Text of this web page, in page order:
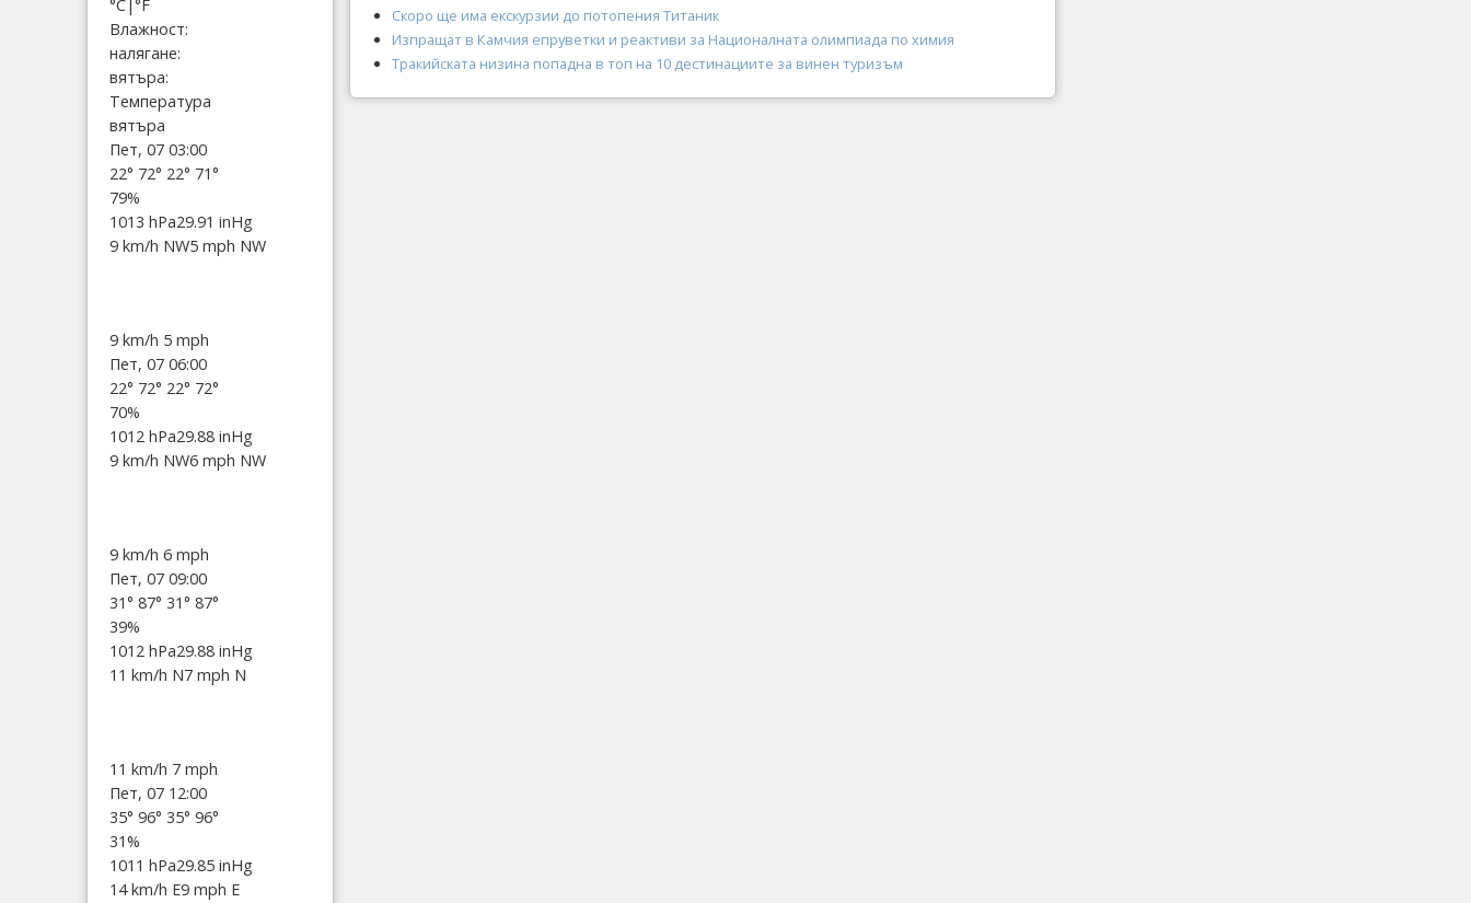
Скоро ще има екскурзии до потопения Титаник
Изпращат в Камчия епруветки и реактиви за Националната олимпиада по химия
Тракийската низина попадна в топ на 10 дестинациите за винен туризъм
°C|°F
Влажност:
налягане:
вятъра:
Температура
вятъра
Пет, 07 03:00
22° 72° 22° 71°
79%
1013 hPa29.91 inHg
9 km/h NW5 mph NW
9 km/h 5 mph
Пет, 07 06:00
22° 72° 22° 72°
70%
1012 hPa29.88 inHg
9 km/h NW6 mph NW
9 km/h 6 mph
Пет, 07 09:00
31° 87° 31° 87°
39%
1012 hPa29.88 inHg
11 km/h N7 mph N
11 km/h 7 mph
Пет, 07 12:00
35° 96° 35° 96°
31%
1011 hPa29.85 inHg
14 km/h E9 mph E